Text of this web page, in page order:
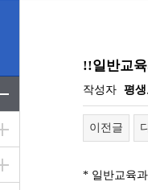
!!일반교
작성자 평
이전글
* 일반교육